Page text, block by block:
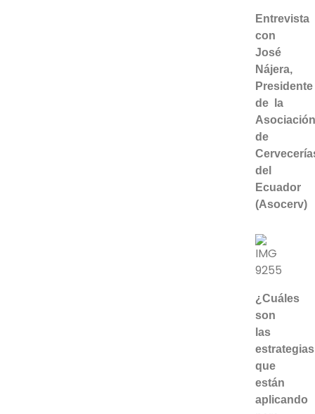
Entrevista
con
José
Nájera,
Presidente
de la
de
del
Ecuador
(Asocerv)
¿Cuáles
son
las
estrategias
que
están
aplicando